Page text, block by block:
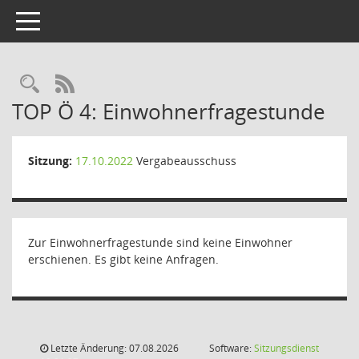
Toggle navigation
Rechercheauswahl
RSS-Feed
TOP Ö 4: Einwohnerfragestunde
Sitzung: 17.10.2022 Vergabeausschuss
Zur Einwohnerfragestunde sind keine Einwohner
erschienen. Es gibt keine Anfragen.
Letzte Änderung: 07.08.2026
Software:Sitzungsdienst